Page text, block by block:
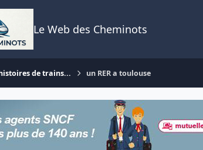
Le Web des Cheminots
de trains... un RER a toulouse